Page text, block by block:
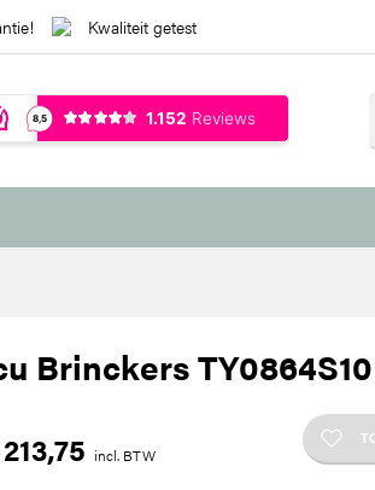
Kwaliteit getest
Brinckers
213,75 incl. BTW